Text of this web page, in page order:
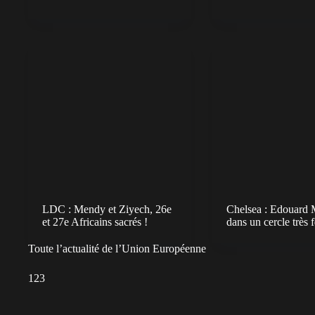
LDC : Mendy et Ziyech, 26e
et 27e Africains sacrés !
Chelsea : Edouard
dans un cercle très
Toute l’actualité de l’Union Européenne
1 23